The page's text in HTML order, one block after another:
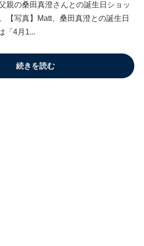
親の桑田真澄さんとの誕生日ショッ
【写真】Matt、桑田真澄との誕生日
「4月1...
続きを読む